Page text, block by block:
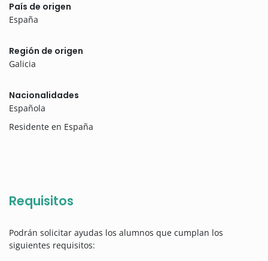
País de origen
España
Región de origen
Galicia
Nacionalidades
Española
Residente en España
Requisitos
Podrán solicitar ayudas los alumnos que cumplan los
siguientes requisitos: